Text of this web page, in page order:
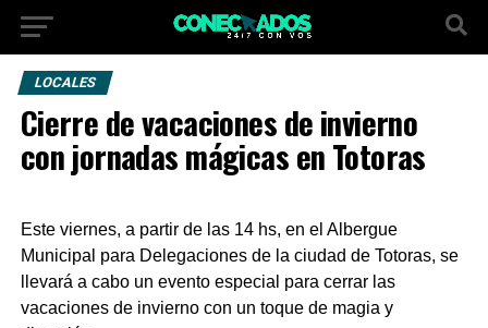
LOCALES
Cierre de vacaciones de invierno
con jornadas mágicas en Totoras
Este viernes, a partir de las 14 hs, en el Albergue
Municipal para Delegaciones de la ciudad de Totoras, se
llevará a cabo un evento especial para cerrar las
vacaciones de invierno con un toque de magia y